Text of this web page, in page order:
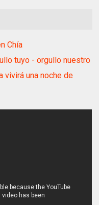
Chía
tuyo - orgullo nuestro
vivirá una noche de